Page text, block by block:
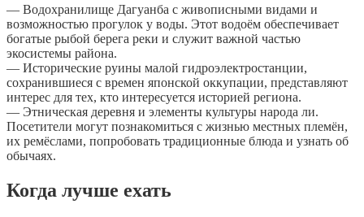
— Водохранилище Дагуанба с живописными видами и
возможностью прогулок у воды. Этот водоём обеспечивает
богатые рыбой берега реки и служит важной частью
экосистемы района.
— Исторические руины малой гидроэлектростанции,
сохранившиеся с времен японской оккупации, представляют
интерес для тех, кто интересуется историей региона.
— Этническая деревня и элементы культуры народа ли.
Посетители могут познакомиться с жизнью местных племён,
их ремёслами, попробовать традиционные блюда и узнать об
обычаях.
Когда лучше ехать